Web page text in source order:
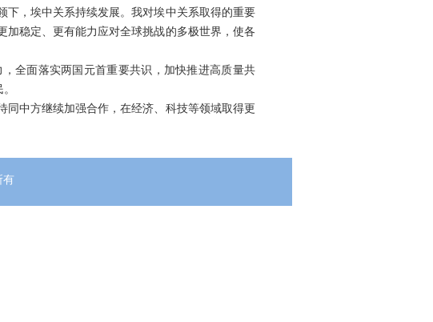
下，埃中关系持续发展。我对埃中关系取得的重要
稳定、更有能力应对全球挑战的多极世界，使各
全面落实两国元首重要共识，加快推进高质量共
中方继续加强合作，在经济、科技等领域取得更
有